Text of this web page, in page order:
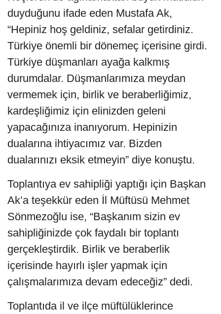
duyduğunu ifade eden Mustafa Ak,
“Hepiniz hoş geldiniz, sefalar getirdiniz.
Türkiye önemli bir dönemeç içerisine girdi.
Türkiye düşmanları ayağa kalkmış
durumdalar. Düşmanlarımıza meydan
vermemek için, birlik ve beraberliğimiz,
kardeşliğimiz için elinizden geleni
yapacağınıza inanıyorum. Hepinizin
dualarına ihtiyacımız var. Bizden
dualarınızı eksik etmeyin” diye konuştu.
Toplantıya ev sahipliği yaptığı için Başkan
Ak’a teşekkür eden İl Müftüsü Mehmet
Sönmezoğlu ise, “Başkanım sizin ev
sahipliğinizde çok faydalı bir toplantı
gerçekleştirdik. Birlik ve beraberlik
içerisinde hayırlı işler yapmak için
çalışmalarımıza devam edeceğiz” dedi.
Toplantıda il ve ilçe müftülüklerince